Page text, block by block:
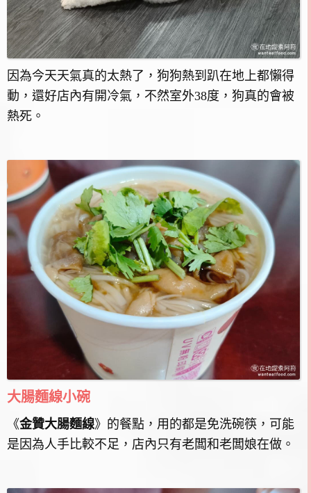
因為今天天氣真的太熱了，狗狗熱到趴在地上都懶得
動，還好店內有開冷氣，不然室外38度，狗真的會被
熱死。
大腸麵線小碗
《金贊大腸麵線》的餐點，用的都是免洗碗筷，可能
是因為人手比較不足，店內只有老闆和老闆娘在做。